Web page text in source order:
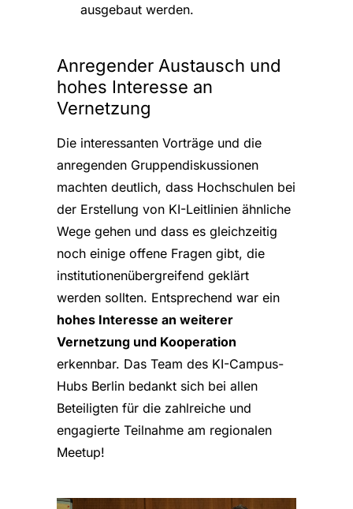
ausgebaut werden.
Anregender Austausch und
hohes Interesse an
Vernetzung
Die interessanten Vorträge und die
anregenden Gruppendiskussionen
machten deutlich, dass Hochschulen bei
der Erstellung von KI-Leitlinien ähnliche
Wege gehen und dass es gleichzeitig
noch einige offene Fragen gibt, die
institutionenübergreifend geklärt
werden sollten. Entsprechend war ein
hohes Interesse an weiterer
Vernetzung und Kooperation
erkennbar. Das Team des KI-Campus-
Hubs Berlin bedankt sich bei allen
Beteiligten für die zahlreiche und
engagierte Teilnahme am regionalen
Meetup!